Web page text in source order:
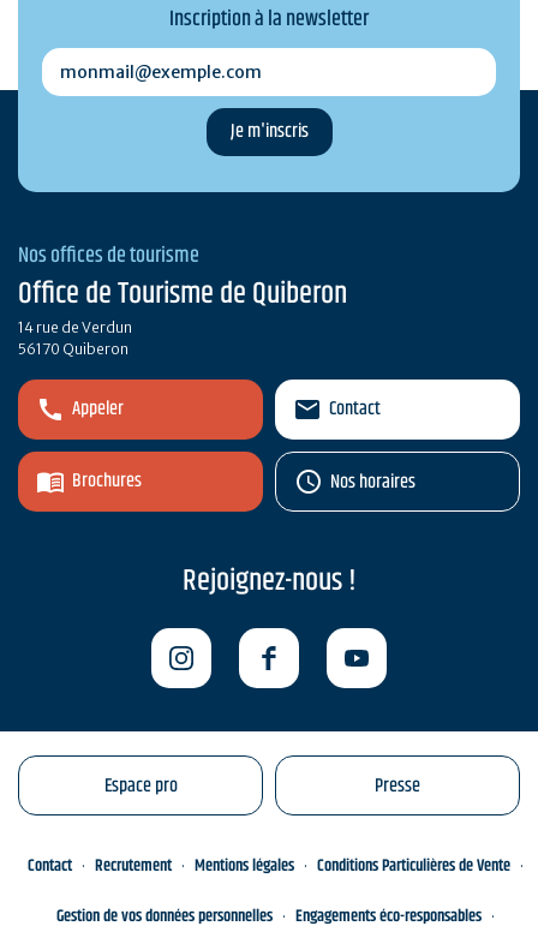
Inscription à la newsletter
monmail@exemple.com
Nos offices de tourisme
Office de Tourisme de Quiberon
14 rue de Verdun
56170 Quiberon
Appeler
Brochures
Contact
Nos horaires
Rejoignez-nous !
Espace pro Presse
Contact Recrutement Mentions légales
Conditions Particulières de Vente
Gestion de vos données personnelles
Engagements éco-responsables